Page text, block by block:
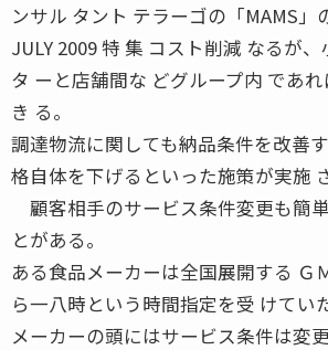
ンサル タント テラーゴの「MAMS
JULY 2009 特 集 コスト削減 なるが
タ ーと店舗間な どグループ内 であ
き る。
調達物流に関しても納品条件を改善
格自体を下げるといった施策が実施
顧客相手のサービス条件変更も簡
とがある。
ある食品メーカーは全国展開する Ｇ
ら一八時という時間指定を受 けてい
メーカーの頭にはサービス条件は変